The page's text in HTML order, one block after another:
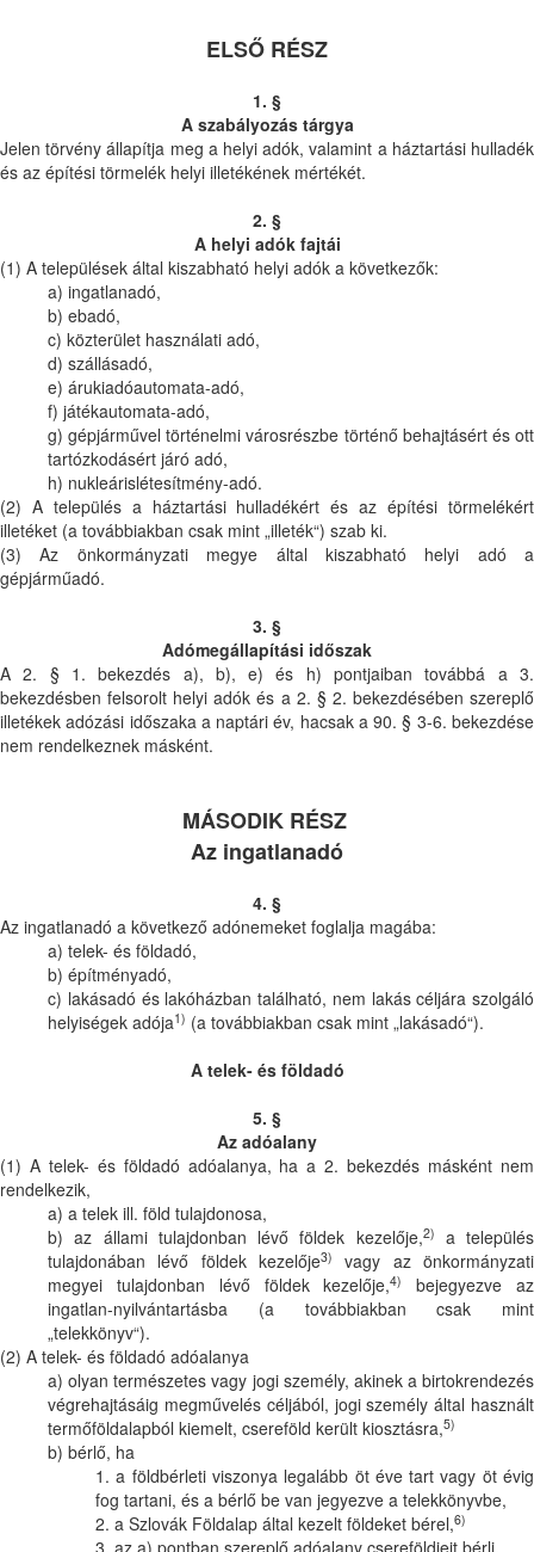
ELSŐ RÉSZ
1. §
A szabályozás tárgya
Jelen törvény állapítja meg a helyi adók, valamint a háztartási hulladék
és az építési törmelék helyi illetékének mértékét.
2. §
A helyi adók fajtái
(1) A települések által kiszabható helyi adók a következők:
a) ingatlanadó,
b) ebadó,
c) közterület használati adó,
d) szállásadó,
e) árukiadóautomata-adó,
f) játékautomata-adó,
g) gépjárművel történelmi városrészbe történő behajtásért és ott
tartózkodásért járó adó,
h) nukleárislétesítmény-adó.
(2) A település a háztartási hulladékért és az építési törmelékért
illetéket (a továbbiakban csak mint „illeték“) szab ki.
(3) Az önkormányzati megye által kiszabható helyi adó a
gépjárműadó.
3. §
Adómegállapítási időszak
A 2. § 1. bekezdés a), b), e) és h) pontjaiban továbbá a 3.
bekezdésben felsorolt helyi adók és a 2. § 2. bekezdésében szereplő
illetékek adózási időszaka a naptári év, hacsak a 90. § 3-6. bekezdése
nem rendelkeznek másként.
MÁSODIK RÉSZ
Az ingatlanadó
4. §
Az ingatlanadó a következő adónemeket foglalja magába:
a) telek- és földadó,
b) építményadó,
c) lakásadó és lakóházban található, nem lakás céljára szolgáló
helyiségek adója1) (a továbbiakban csak mint „lakásadó“).
A telek- és földadó
5. §
Az adóalany
(1) A telek- és földadó adóalanya, ha a 2. bekezdés másként nem
rendelkezik,
a) a telek ill. föld tulajdonosa,
b) az állami tulajdonban lévő földek kezelője,2)
a település
tulajdonában lévő földek kezelője3)
vagy az önkormányzati
megyei tulajdonban lévő földek kezelője,4)
bejegyezve az
ingatlan-nyilvántartásba (a továbbiakban csak mint
„telekkönyv“).
(2) A telek- és földadó adóalanya
a) olyan természetes vagy jogi személy, akinek a birtokrendezés
végrehajtásáig megművelés céljából, jogi személy által használt
termőföldalapból kiemelt, csereföld került kiosztásra,5)
b) bérlő, ha
1. a földbérleti viszonya legalább öt éve tart vagy öt évig
fog tartani, és a bérlő be van jegyezve a telekkönyvbe,
2. a Szlovák Földalap által kezelt földeket bérel,6)
3. az a) pontban szereplő adóalany csereföldjeit bérli.